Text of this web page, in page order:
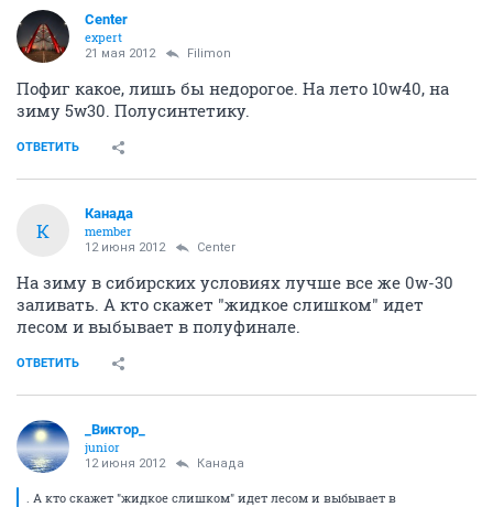
Center
expert
21 мая 2012 Filimon
Пофиг какое, лишь бы недорогое. На лето 10w40, на
зиму 5w30. Полусинтетику.
ОТВЕТИТЬ
К
Канада
member
12 июня 2012 Center
На зиму в сибирских условиях лучше все же 0w-30
заливать. А кто скажет "жидкое слишком" идет
лесом и выбывает в полуфинале.
ОТВЕТИТЬ
_Виктор_
juniоr
12 июня 2012 Канада
. А кто скажет "жидкое слишком" идет лесом и выбывает в